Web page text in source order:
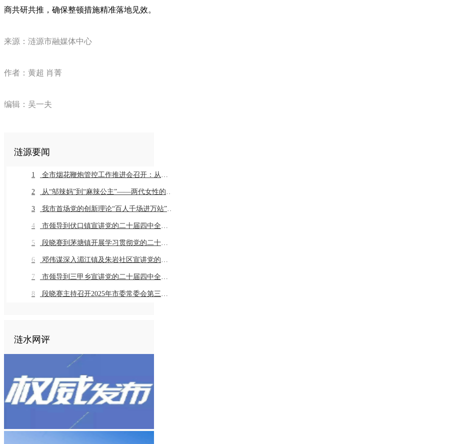
商共研共推，确保整顿措施精准落地见效。
来源：涟源市融媒体中心
作者：黄超 肖菁
编辑：吴一夫
涟源要闻
1 全市烟花鞭炮管控工作推进会召开：从严从细抓好全链条管控推动工作常治长效
2 从“邬辣妈”到“麻辣公主”——两代女性的乡土奔赴与辣味传承
3 我市首场党的创新理论“百人千场进万站”示范宣讲在同兴村举行
4 市领导到伏口镇宣讲党的二十届四中全会精神
5 段晓赛到茅塘镇开展学习贯彻党的二十届四中全会精神市委宣讲团宣讲座谈活动
6 邓伟谋深入湄江镇及朱岩社区宣讲党的二十届四中全会精神
7 市领导到三甲乡宣讲党的二十届四中全会精神
8 段晓赛主持召开2025年市委常委会第三十一次会议
涟水网评